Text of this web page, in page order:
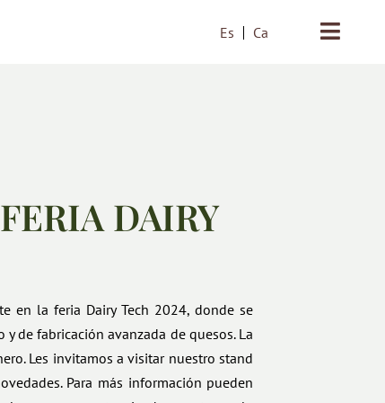
Es Ca
DAIRY
en la feria Dairy Tech 2024, donde se
de fabricación avanzada de quesos. La
Les invitamos a visitar nuestro stand
Para más información pueden